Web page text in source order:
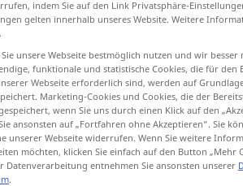
indem Sie auf den Link Privatsphäre-
gelten innerhalb unseres Website. Weitere
unsere Webseite bestmöglich nutzen und wir besser
funktionale und statistische Cookies, die für den
Webseite erforderlich sind, werden auf
Marketing-Cookies und Cookies, die der
wenn Sie uns durch einen Klick auf den
ansonsten auf „Fortfahren ohne Akzeptieren“. Sie
unserer Webseite widerrufen. Wenn Sie weitere
möchten, klicken Sie einfach auf den Button „Mehr
Datenverarbeitung entnehmen Sie ansonsten unserer
.